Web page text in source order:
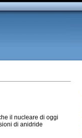
il nucleare di oggi
di anidride